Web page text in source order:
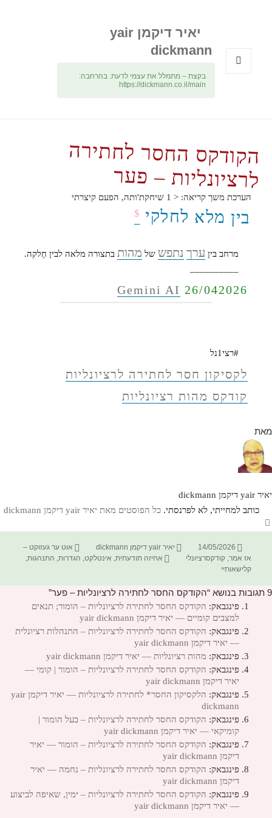
יאיר דיקמן yair
dickmann
בקצת – מתמלל את עצמי לדעת. בהרחבה:
https://dickmann.co.il/main
הקודקס החסר לחתירה
לרציונליות – פער
הערכת משך קריאה: < 1 שיחקת'ותה, הפעם קיצרתי
בין מלא לחלקי $
מרחב בין ערך נתפש של מהות בתצורה מלאה לבין חֶלקה.
Gemini AI 26/042026
#רצי1נל
לקסיקון חסר לחתירה לרציונליות
קודקס מהות רציונליות
מאת
יאיר yair דיקמן dickmann
כותב למחייתי, לא לפרנסתי. כל הפוסטים מאת יאיר yair דיקמן dickmann‏
פורסם
בתאריך
14/05/2026 מחבר
יאיר yair דיקמן dickmann קטגוריות
אוט ער געזוקט –
אז אמר,קודקסרציונלי תגיות
אחיזה תודעתית, אינטלקט, הגדרות, התנהגות,
קלישאותיי
9 תגובות בנושא “הקודקס החסר לחתירה לרציונליות – פער”
פינגבאק: הקודקס החסר לחתירה לרציונליות – הומור; תנאים
למצבים קומיים — יאיר דיקמן yair dickmann
פינגבאק: הקודקס החסר לחתירה לרציונליות – התנהלות רציונלית
— יאיר דיקמן yair dickmann
פינגבאק: מהות רציונליות — יאיר דיקמן yair dickmann
פינגבאק: הקודקס החסר לחתירה לרציונליות – הומור | קומי —
יאיר דיקמן yair dickmann
פינגבאק:
הלקסיקון החסר* לחתירה לרציונליות — יאיר דיקמן yair
dickmann
פינגבאק: הקודקס החסר לחתירה לרציונליות – בעל הומור |
קומיקאי — יאיר דיקמן yair dickmann
פינגבאק: הקודקס החסר לחתירה לרציונליות – הומור — יאיר
דיקמן yair dickmann
פינגבאק: הקודקס החסר לחתירה לרציונליות – נחמה — יאיר
דיקמן yair dickmann
פינגבאק: הקודקס החסר לחתירה לרציונליות – ימין, שאיפה לביצוע
— יאיר דיקמן yair dickmann